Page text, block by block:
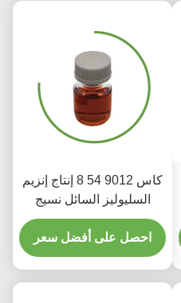
كاس 9012 54 8 إنتاج إنزيم
السليوليز السائل نسيج
بوليش قابل للتحلل
احصل على أفضل سعر